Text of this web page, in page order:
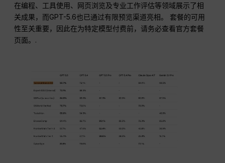
在编程、工具使用、网页浏览及专业工作评估等领域展示了相
关成果，而GPT-5.6也已通过有限预览渠道亮相。 套餐的可用
性至关重要，因此在为特定模型付费前，请务必查看官方套餐
页面。.